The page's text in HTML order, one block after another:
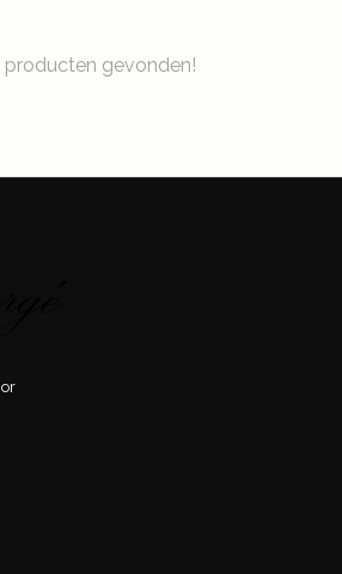
producten gevonden!